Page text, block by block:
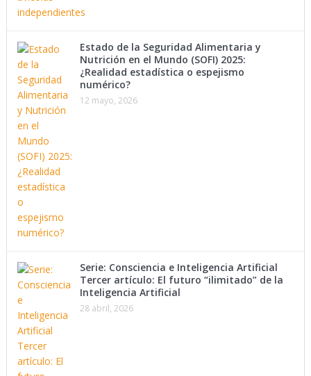
Estado de la Seguridad Alimentaria y
Nutrición en el Mundo (SOFI) 2025:
¿Realidad estadística o espejismo
numérico?
12 mayo, 2026
Serie: Consciencia e Inteligencia Artificial
Tercer artículo: El futuro “ilimitado” de la
Inteligencia Artificial
28 abril, 2026